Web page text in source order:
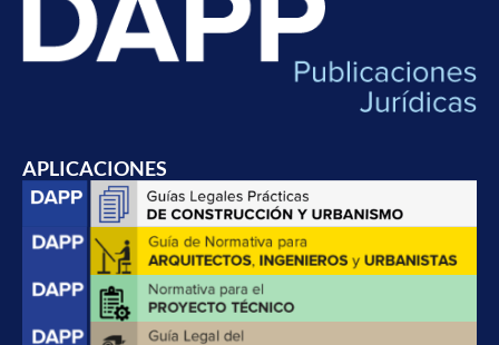
APLICACIONES